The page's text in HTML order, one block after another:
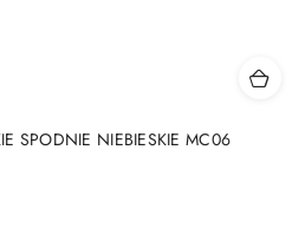
SPODNIE NIEBIESKIE MC06